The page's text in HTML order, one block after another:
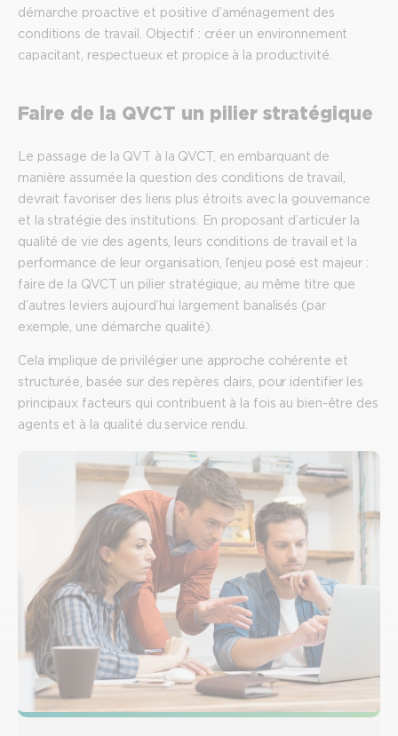
démarche proactive et positive d’aménagement des
conditions de travail. Objectif : créer un environnement
capacitant, respectueux et propice à la productivité.
Faire de la QVCT un pilier stratégique
Le passage de la QVT à la QVCT, en embarquant de
manière assumée la question des conditions de travail,
devrait favoriser des liens plus étroits avec la gouvernance
et la stratégie des institutions. En proposant d’articuler la
qualité de vie des agents, leurs conditions de travail et la
performance de leur organisation, l’enjeu posé est majeur :
faire de la QVCT un pilier stratégique, au même titre que
d’autres leviers aujourd’hui largement banalisés (par
exemple, une démarche qualité).
Cela implique de privilégier une approche cohérente et
structurée, basée sur des repères clairs, pour identifier les
principaux facteurs qui contribuent à la fois au bien-être des
agents et à la qualité du service rendu.